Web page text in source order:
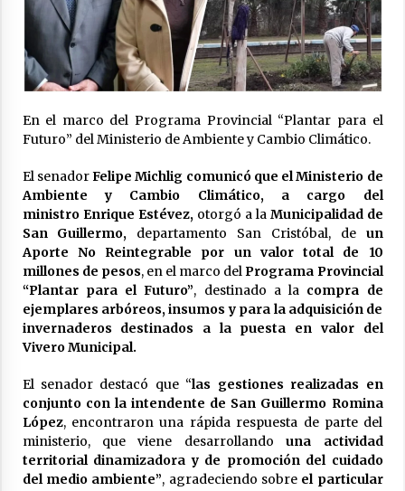
Ceres: dictaron prisión preventiva a un
hombre por el abuso sexual de dos niñas de
su entorno familiar
04/08/2026
Capacitación del programa provincial «Crecer
Capacita»
El CER N° 363 de Hersilia recibió un aporte
FANI para equipamiento en el marco de fuertes
inversiones educativas
04/08/2026
Michlig y González entregaron aportes
gubernamentales en Ceres y recorrieron
obras junto a la intendente Dupouy
04/08/2026
Educativa por $26 millones
03/08/2026
Liga Ceresina: CACU y Union SG empataron un
partido dificil de destrabar
03/08/2026
En el marco del Programa Provincial “Plantar para el
Futuro” del Ministerio de Ambiente y Cambio Climático.
El senadorFelipe Michlig comunicó que el Ministerio de
Ambiente y Cambio Climático, a cargo del
ministro Enrique Estévez,otorgó a la Municipalidad de
San Guillermo, departamento San Cristóbal, de un
Aporte No Reintegrable por un valor total de 10
millones de pesos, en el marco delPrograma Provincial
“Plantar para el Futuro”, destinado a la compra de
ejemplares arbóreos, insumos y para la adquisición de
invernaderos destinados a la puesta en valor del
Vivero Municipal.
El senador destacó que “las gestiones realizadas en
conjunto con la intendente de San Guillermo Romina
López, encontraron una rápida respuesta de parte del
ministerio, que viene desarrollandouna actividad
territorial dinamizadora y de promoción del cuidado
del medio ambiente”, agradeciendo sobre el particular